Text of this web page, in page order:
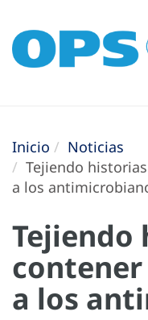
Inicio
Noticias
Tejiendo
a los
Tejiendo
a los